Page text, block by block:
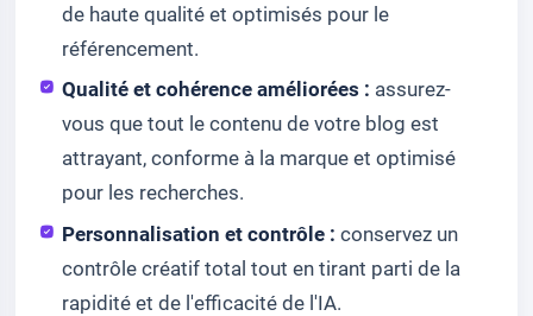
de haute qualité et optimisés pour le
référencement.
Qualité et cohérence améliorées : assurez-
vous que tout le contenu de votre blog est
attrayant, conforme à la marque et optimisé
pour les recherches.
Personnalisation et contrôle : conservez un
contrôle créatif total tout en tirant parti de la
rapidité et de l'efficacité de l'IA.